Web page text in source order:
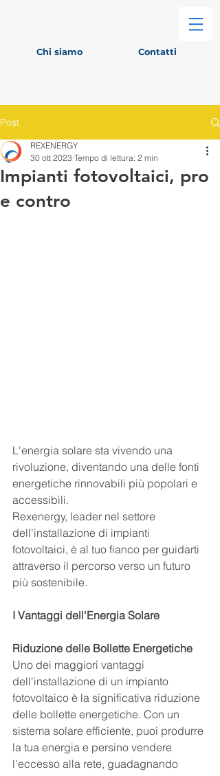
Chi siamo Contatti
Post
Impianti fotovoltaici, pro
e contro
REXENERGY
30 ott 2023 Tempo di lettura: 2 min
L'energia solare sta vivendo una
rivoluzione, diventando una delle fonti
energetiche rinnovabili più popolari e
accessibili.
Rexenergy, leader nel settore
dell'installazione di impianti
fotovoltaici, è al tuo fianco per guidarti
attraverso il percorso verso un futuro
più sostenibile.
I Vantaggi dell'Energia Solare
Riduzione delle Bollette Energetiche
Uno dei maggiori vantaggi
dell'installazione di un impianto
fotovoltaico è la significativa riduzione
delle bollette energetiche. Con un
sistema solare efficiente, puoi produrre
la tua energia e persino vendere
l'eccesso alla rete, guadagnando